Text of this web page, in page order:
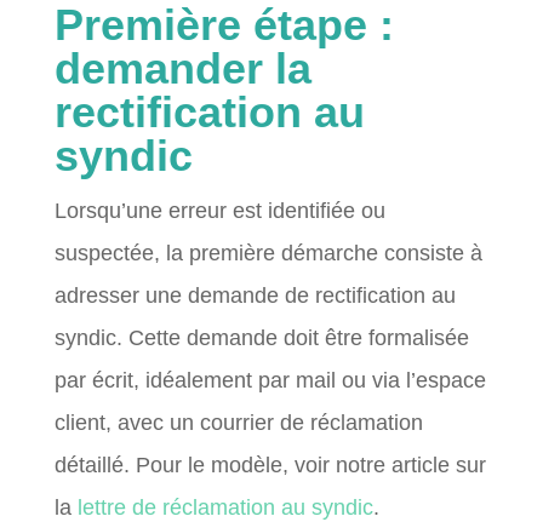
Première étape :
demander la
rectification au
syndic
Lorsqu’une erreur est identifiée ou
suspectée, la première démarche consiste à
adresser une demande de rectification au
syndic. Cette demande doit être formalisée
par écrit, idéalement par mail ou via l’espace
client, avec un courrier de réclamation
détaillé. Pour le modèle, voir notre article sur
la lettre de réclamation au syndic.